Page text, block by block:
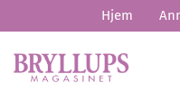
Hjem